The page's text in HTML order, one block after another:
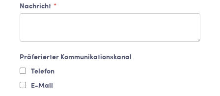
Nachricht *
Präferierter Kommunikationskanal
Telefon
E-Mail